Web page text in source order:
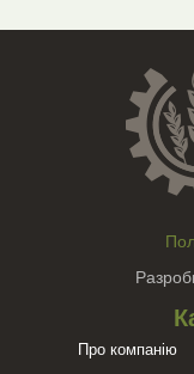
Про компанію